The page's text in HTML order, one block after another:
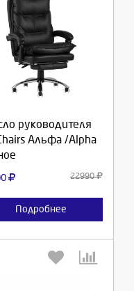
руководителя
Альфа /Alpha
22990
Подробнее
количество:
Продолжить